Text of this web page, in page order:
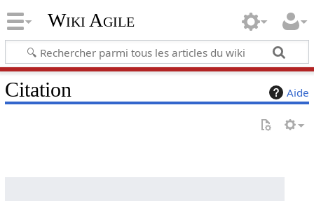
Wiki Agile
Aide
Citation